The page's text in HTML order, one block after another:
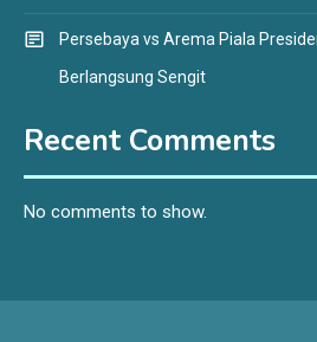
Persebaya vs Arema Piala
Berlangsung Sengit
Recent Comments
No comments to show.